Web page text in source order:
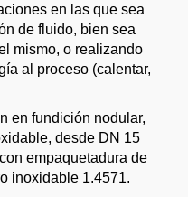
en las que sea
de fluido, bien sea
mismo, o realizando
al proceso (calentar,
en fundición nodular,
desde DN 15
empaquetadura de
inoxidable 1.4571.